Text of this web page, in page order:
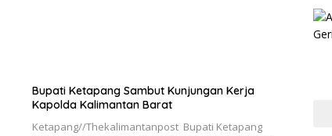
Bupati Ketapang Sambut Kunjungan Kerja
Kapolda Kalimantan Barat
Ketapang//Thekalimantanpost Bupati Ketapang